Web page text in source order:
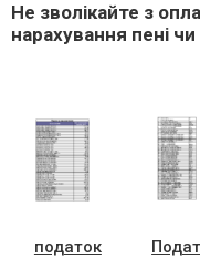
Не зволікайте з
нарахування пені
податок